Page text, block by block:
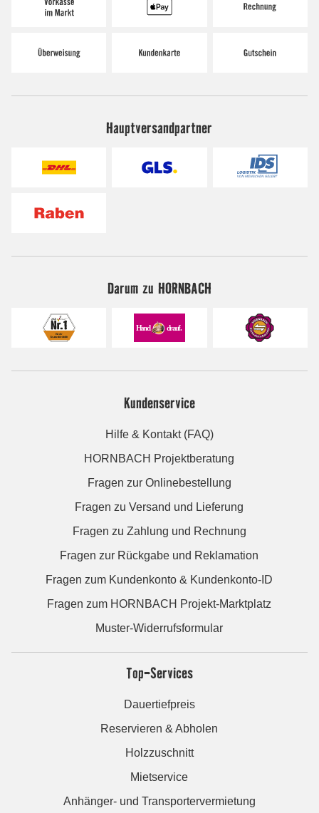
Hauptversandpartner
Darum zu HORNBACH
Kundenservice
Hilfe & Kontakt (FAQ)
HORNBACH Projektberatung
Fragen zur Onlinebestellung
Fragen zu Versand und Lieferung
Fragen zu Zahlung und Rechnung
Fragen zur Rückgabe und Reklamation
Fragen zum Kundenkonto & Kundenkonto-ID
Fragen zum HORNBACH Projekt-Marktplatz
Muster-Widerrufsformular
Top-Services
Dauertiefpreis
Reservieren & Abholen
Holzzuschnitt
Mietservice
Anhänger- und Transportervermietung